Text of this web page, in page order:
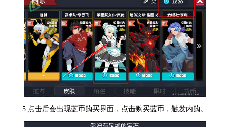
5.点击后会出现蓝币购买界面，点击购买蓝币，触发内购。